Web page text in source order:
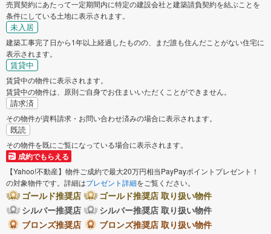
売買契約にあたって一定期間内に特定の建設会社と建築請負契約を結ぶことを
条件にしている土地に表示されます。
未入居
建築工事完了日から1年以上経過したものの、まだ誰も住んだことがない住宅に
表示されます。
賃貸中
賃貸中の物件に表示されます。
賃貸中の物件は、原則ご自身でお住まいいただくことができません。
請求済
その物件が資料請求・お問い合わせ済みの場合に表示されます。
既読
その物件を既にご覧になっている場合に表示されます。
成約でもらえる
【Yahoo!不動産】物件ご成約で最大20万円相当PayPayポイントプレゼント！
の対象物件です。詳細はプレゼント詳細をご覧ください。
ゴールド推奨店
ゴールド推奨店 取り扱い物件
シルバー推奨店
シルバー推奨店 取り扱い物件
ブロンズ推奨店
ブロンズ推奨店 取り扱い物件